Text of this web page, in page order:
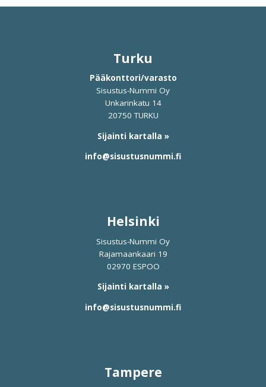
Turku
Pääkonttori/varasto
Sisustus-Nummi Oy
Unkarinkatu 14
20750 TURKU
Sijainti kartalla »
info@sisustusnummi.fi
Helsinki
Sisustus-Nummi Oy
Rajamaankaari 19
02970 ESPOO
Sijainti kartalla »
info@sisustusnummi.fi
Tampere